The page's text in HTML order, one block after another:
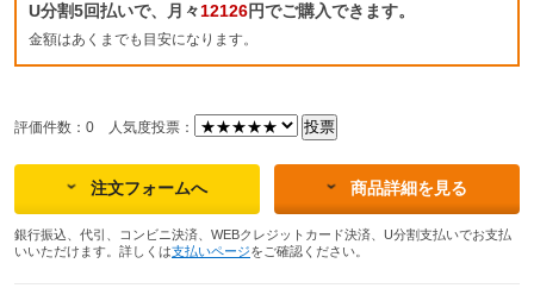
U分割5回払いで、月々12126円でご購入できます。
金額はあくまでも目安になります。
評価件数：0 人気度投票：
注文フォームへ 商品詳細を見る
銀行振込、代引、コンビニ決済、WEBクレジットカード決済、U分割支払いでお支払
いいただけます。詳しくは支払いページをご確認ください。